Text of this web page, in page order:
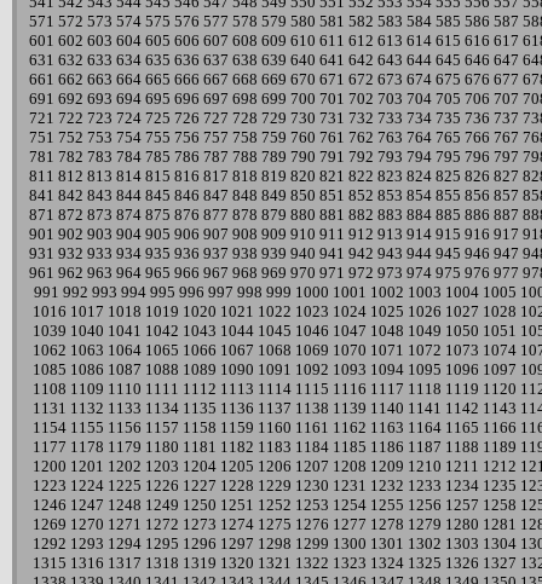
571 572 573 574 575 576 577 578 579 580 581 582 583 584 585 586 587
601 602 603 604 605 606 607 608 609 610 611 612 613 614 615 616 617
631 632 633 634 635 636 637 638 639 640 641 642 643 644 645 646 647
661 662 663 664 665 666 667 668 669 670 671 672 673 674 675 676 677
691 692 693 694 695 696 697 698 699 700 701 702 703 704 705 706 707
721 722 723 724 725 726 727 728 729 730 731 732 733 734 735 736 737
751 752 753 754 755 756 757 758 759 760 761 762 763 764 765 766 767
781 782 783 784 785 786 787 788 789 790 791 792 793 794 795 796 797
811 812 813 814 815 816 817 818 819 820 821 822 823 824 825 826 827
841 842 843 844 845 846 847 848 849 850 851 852 853 854 855 856 857
871 872 873 874 875 876 877 878 879 880 881 882 883 884 885 886 887
901 902 903 904 905 906 907 908 909 910 911 912 913 914 915 916 917
931 932 933 934 935 936 937 938 939 940 941 942 943 944 945 946 947
961 962 963 964 965 966 967 968 969 970 971 972 973 974 975 976 977
991 992 993 994 995 996 997 998 999 1000 1001 1002 1003 1004 1005
1016 1017 1018 1019 1020 1021 1022 1023 1024 1025 1026 1027 1028
1039 1040 1041 1042 1043 1044 1045 1046 1047 1048 1049 1050 1051
1062 1063 1064 1065 1066 1067 1068 1069 1070 1071 1072 1073 1074
1085 1086 1087 1088 1089 1090 1091 1092 1093 1094 1095 1096 1097
1108 1109 1110 1111 1112 1113 1114 1115 1116 1117 1118 1119 1120
1131 1132 1133 1134 1135 1136 1137 1138 1139 1140 1141 1142 1143
1154 1155 1156 1157 1158 1159 1160 1161 1162 1163 1164 1165 1166
1177 1178 1179 1180 1181 1182 1183 1184 1185 1186 1187 1188 1189
1200 1201 1202 1203 1204 1205 1206 1207 1208 1209 1210 1211 1212
1223 1224 1225 1226 1227 1228 1229 1230 1231 1232 1233 1234 1235
1246 1247 1248 1249 1250 1251 1252 1253 1254 1255 1256 1257 1258
1269 1270 1271 1272 1273 1274 1275 1276 1277 1278 1279 1280 1281
1292 1293 1294 1295 1296 1297 1298 1299 1300 1301 1302 1303 1304
1315 1316 1317 1318 1319 1320 1321 1322 1323 1324 1325 1326 1327